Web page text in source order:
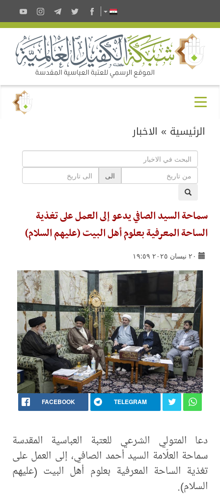
الرئيسية » الاخبار
الى
سماحة السيد الصافي يدعو إلى العمل على تغذية
الساحة المعرفية بعلوم أهل البيت (عليهم السلام)
٢٠ نيسان ٢٠٢٥ ١٩:٥٩
FACEBOOK TELEGRAM
دعا المتولي الشرعي للعتبة العباسية المقدسة
سماحة العلّامة السيد أحمد الصافي، إلى العمل على
تغذية الساحة المعرفية بعلوم أهل البيت (عليهم
السلام).